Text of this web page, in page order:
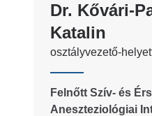
Dr. Kővári-
Katalin
osztályvezető-
Felnőtt Szív- és
Aneszteziológiai